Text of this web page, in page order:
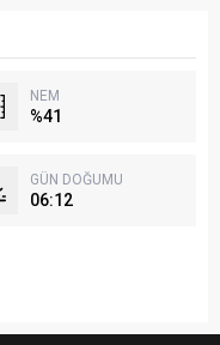
NEM
%41
GÜN DOĞUMU
06:12